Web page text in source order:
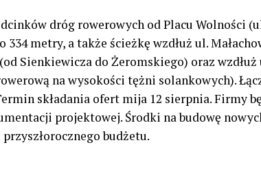
dróg rowerowych od Placu Wolności
metry, a także ścieżkę wzdłuż ul.
Sienkiewicza do Żeromskiego) oraz
na wysokości tężni solankowych).
składania ofert mija 12 sierpnia. Firmy
projektowej. Środki na budowę
budżetu.